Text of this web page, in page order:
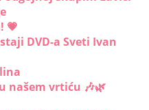
💗
DVD-a Sveti Ivan
našem vrtiću 🎶🌿